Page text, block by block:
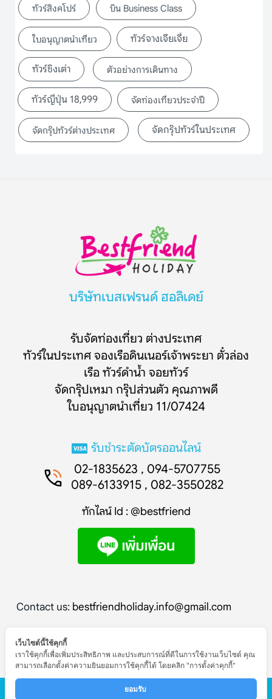
ทัวร์สิงคโปร์ บิน Business Class
ใบอนุญาตนำเที่ยว ทัวร์จางเจียเจี้ย
ทัวร์ชิงเต่า ตัวอย่างการเดินทาง
ทัวร์ญี่ปุ่น 18,999 จัดท่องเที่ยวประจำปี
จัดกรุ๊ปทัวร์ต่างประเทศ จัดกรุ๊ปทัวร์ในประเทศ
บริษัทเบสเฟรนด์ ฮอลิเดย์
รับจัดท่องเที่ยว ต่างประเทศ
ทัวร์ในประเทศ จองเรือดินเนอร์เจ้าพระยา ตั๋วล่อง
เรือ ทัวร์ดำน้ำ จอยทัวร์
จัดกรุ๊ปเหมา กรุ๊ปส่วนตัว คุณภาพดี
ใบอนุญาตนำเที่ยว 11/07424
รับชำระตัดบัตรออนไลน์
02-1835623 , 094-5707755
089-6133915 , 082-3550282
ทักไลน์ Id : @bestfriend
Contact us: bestfriendholiday.info@gmail.com
© Copyright - Bestfriend Holiday
เว็บไซต์นี้ใช้คุกกี้
เราใช้คุกกี้เพื่อเพิ่มประสิทธิภาพ และประสบการณ์ที่ดีในการใช้งานเว็บไซต์ คุณ
สามารถเลือกตั้งค่าความยินยอมการใช้คุกกี้ได้ โดยคลิก "การตั้งค่าคุกกี้"
ยอมรับ